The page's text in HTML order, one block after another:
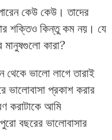
কেউ কেউ। তাদের
শক্তিও কিন্তু কম নয়। যে
কারা?
ভালো লাগে তারাই
ভালোবাসা প্রকাশ করার
করাটাকে আমি
বছরের ভালোবাসার